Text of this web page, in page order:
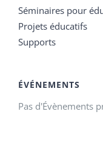
Séminaires pour
Projets éducatifs
Supports
ÉVÉNEMENTS
Pas d'Évènements